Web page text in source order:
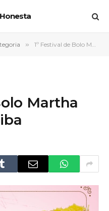
» 1º Festival de Bolo Martha Rocha de Curitiba
Martha